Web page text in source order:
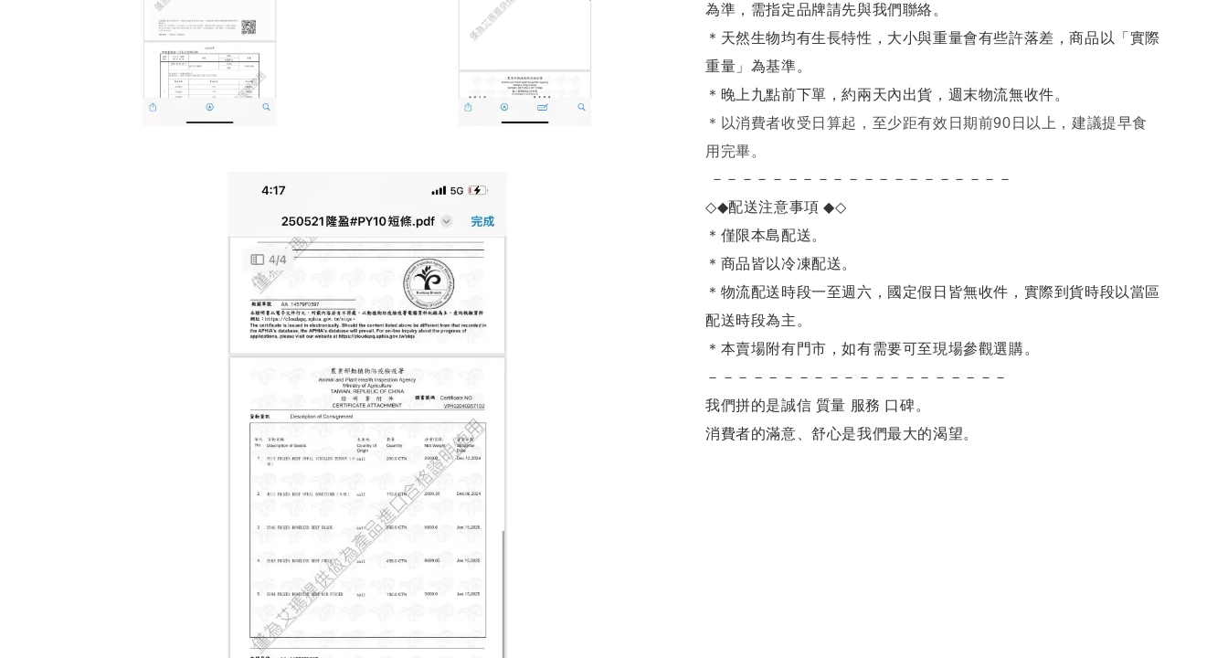
為準，需指定品牌請先與我們聯絡。
＊天然生物均有生長特性，大小與重量會有些許落差，商品以「實際
重量」為基準。
＊晚上九點前下單，約兩天內出貨，週末物流無收件。
＊ 以消費者收受日算起，至少距有效日期前90日以上，建議提早食
用完畢。
－－－－－－－－－－－－－－－－－－－－
◇◆配送注意事項◆◇
＊僅限本島配送。
＊商品皆以冷凍配送。
＊物流配送時段一至週六，國定假日皆無收件，實際到貨時段以當區
配送時段為主。
＊本賣場附有門市，如有需要可至現場參觀選購。
－－－－－－－－－－－－－－－－－－－－
我們拼的是誠信 質量 服務 口碑。
消費者的滿意、舒心是我們最大的渴望。